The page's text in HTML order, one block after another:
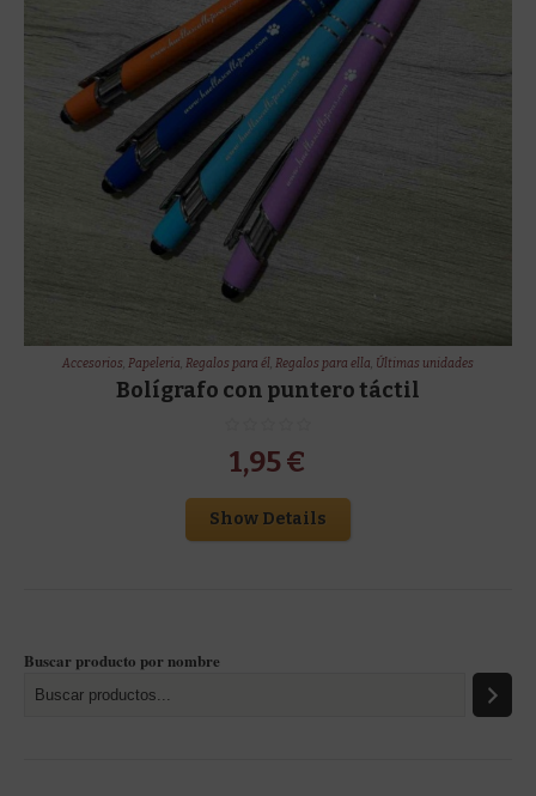
Accesorios, Papeleria, Regalos para él, Regalos para ella, Últimas unidades
Bolígrafo con puntero táctil
1,95€
Show Details
Buscar producto por nombre